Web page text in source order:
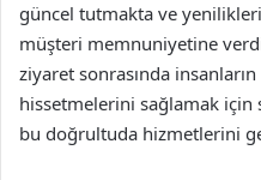
güncel tutmakta ve
müşteri memnuniyetine
ziyaret sonrasında
hissetmelerini sağlamak
bu doğrultuda hizmetlerini